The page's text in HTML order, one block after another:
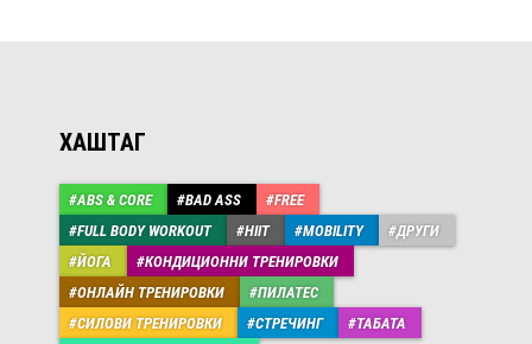
ХАШТАГ
ABS & CORE BAD ASS
FREE
FULL BODY WORKOUT
HIIT MOBILITY
ДРУГИ
ЙОГА
КОНДИЦИОННИ ТРЕНИРОВКИ
ОНЛАЙН ТРЕНИРОВКИ
ПИЛАТЕС
СИЛОВИ ТРЕНИРОВКИ
СТРЕЧИНГ
ТАБАТА